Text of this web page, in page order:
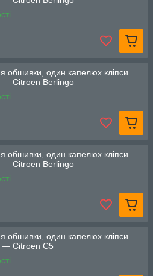
обшивки, один капелюх кліпси
— Citroen Berlingo
обшивки, один капелюх кліпси
— Citroen Berlingo
обшивки, один капелюх кліпси
— Citroen C5